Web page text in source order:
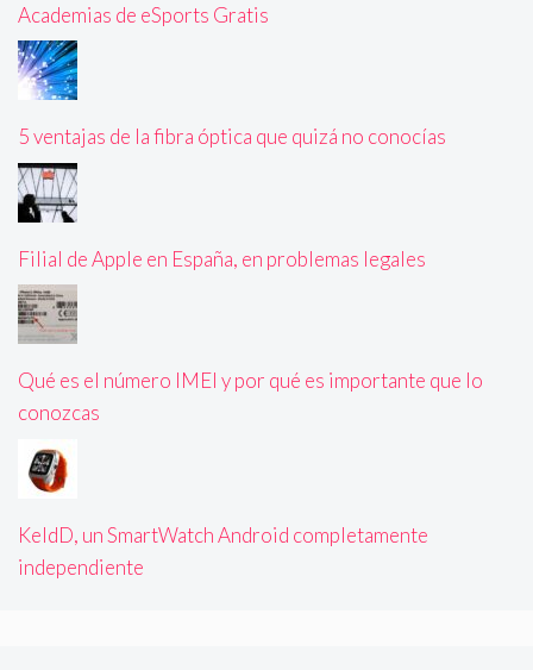
Academias de eSports Gratis
5 ventajas de la fibra óptica que quizá no conocías
Filial de Apple en España, en problemas legales
Qué es el número IMEI y por qué es importante que lo
conozcas
KeldD, un SmartWatch Android completamente
independiente